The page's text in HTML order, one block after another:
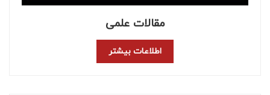
مقالات علمی
اطلاعات بیشتر